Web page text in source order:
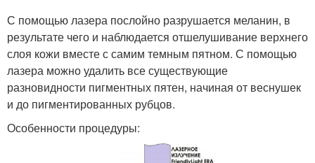
С помощью лазера послойно разрушается меланин, в
результате чего и наблюдается отшелушивание верхнего
слоя кожи вместе с самим темным пятном. С помощью
лазера можно удалить все существующие
разновидности пигментных пятен, начиная от веснушек
и до пигментированных рубцов.
Особенности процедуры: